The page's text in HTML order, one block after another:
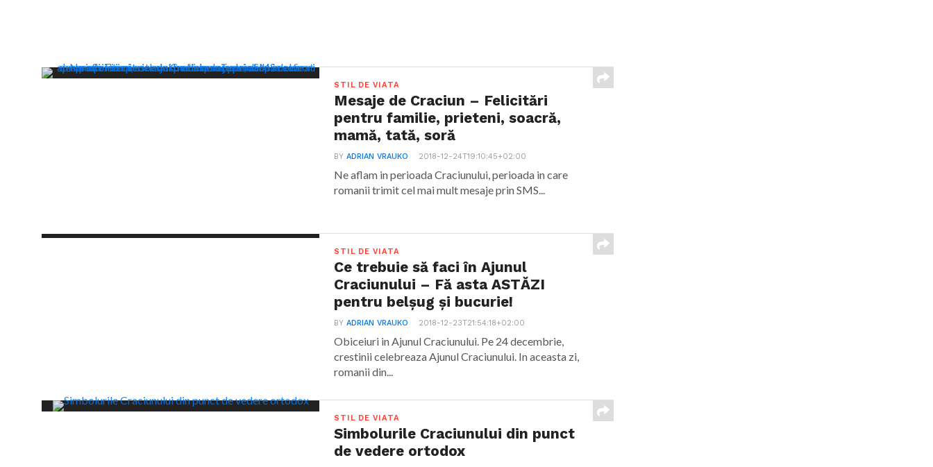
STIL DE VIATA
Mesaje de Craciun – Felicitări
pentru familie, prieteni, soacră,
mamă, tată, soră
BYADRIAN VRAUKO 2018-12-24T19:10:45+02:00
Ne aflam in perioada Craciunului, perioada in care
romanii trimit cel mai mult mesaje prin SMS...
STIL DE VIATA
Ce trebuie să faci în Ajunul
Craciunului – Fă asta ASTĂZI
pentru belșug și bucurie!
BYADRIAN VRAUKO 2018-12-23T21:54:18+02:00
Obiceiuri in Ajunul Craciunului. Pe 24 decembrie,
crestinii celebreaza Ajunul Craciunului. In aceasta zi,
romanii din...
STIL DE VIATA
Simbolurile Craciunului din punct
de vedere ortodox